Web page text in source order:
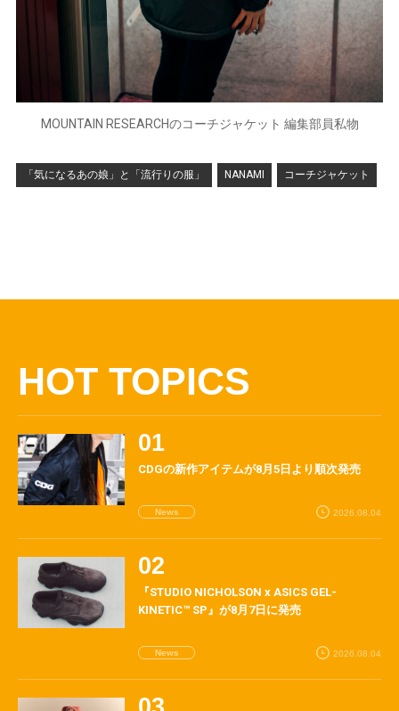
MOUNTAIN RESEARCHのコーチジャケット 編集部員私物
「気になるあの娘」と「流行りの服」 NANAMI コーチジャケット
HOT TOPICS
CDGの新作アイテムが8月5日より順次発売
News 2026.08.04
『STUDIO NICHOLSON x ASICS GEL-
KINETIC™ SP』が8月7日に発売
News 2026.08.04